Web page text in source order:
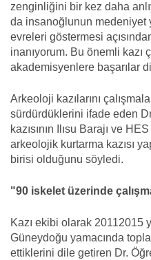
zenginliğini bir kez daha
da insanoğlunun medeniyet
evreleri göstermesi
inanıyorum. Bu önemli kazı
akademisyenlere başarılar
Arkeoloji kazılarını
sürdürdüklerini ifade eden
kazısının Ilısu Barajı ve
arkeolojik kurtarma kazısı
birisi olduğunu söyledi.
"90 iskelet üzerinde
Kazı ekibi olarak 20112015
Güneydoğu yamacında
ettiklerini dile getiren Dr.